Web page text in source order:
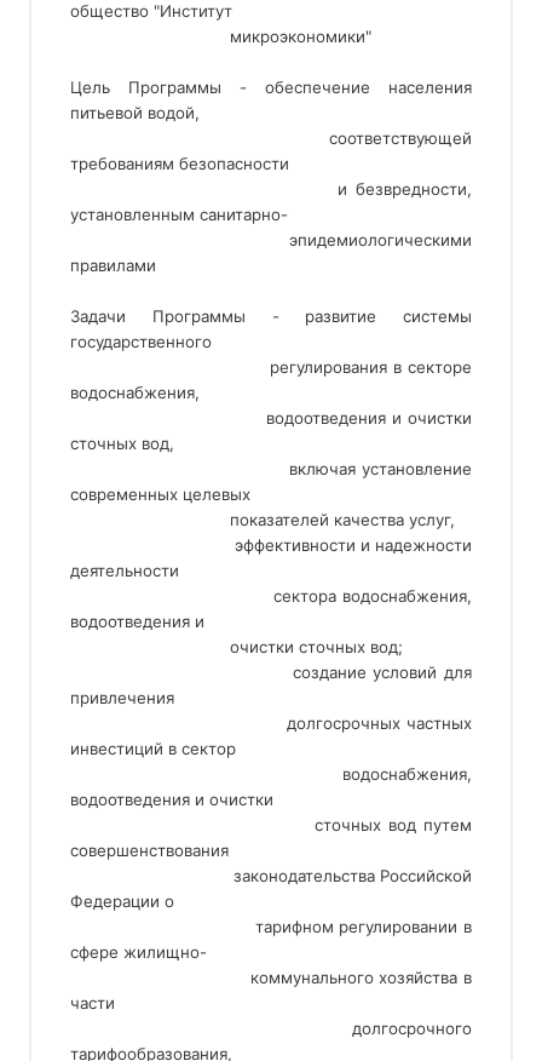
общество "Институт
                                 микроэкономики"
Цель Программы - обеспечение населения
питьевой водой,
требованиям безопасности
установленным санитарно-
правилами
Задачи Программы - развитие системы
государственного
водоснабжения,
сточных вод,
современных целевых
                                 показателей качества услуг,
деятельности
водоотведения и
                                 очистки сточных вод;
привлечения
инвестиций в сектор
водоотведения и очистки
совершенствования
Федерации о
сфере жилищно-
части
тарифообразования,